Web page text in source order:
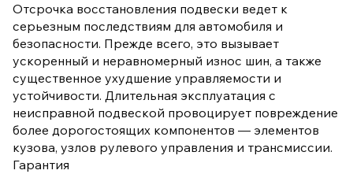
Отсрочка восстановления подвески ведет к
серьезным последствиям для автомобиля и
безопасности. Прежде всего, это вызывает
ускоренный и неравномерный износ шин, а также
существенное ухудшение управляемости и
устойчивости. Длительная эксплуатация с
неисправной подвеской провоцирует повреждение
более дорогостоящих компонентов — элементов
кузова, узлов рулевого управления и трансмиссии.
Гарантия